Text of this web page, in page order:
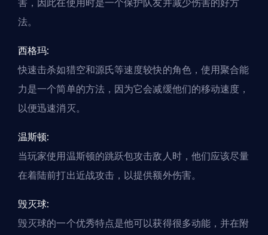
害，因此在使用时是一个保护队友并减少伤害的好方
法。
西格玛:
快速击杀如猎空和源氏等速度较快的角色，使用聚合能
力是一个简单的方法，因为它会减缓他们的移动速度，
以便迅速消灭。
温斯顿:
当玩家使用温斯顿的跳跃包攻击敌人时，他们应该尽量
在着陆前打出近战攻击，以提供额外伤害。
毁灭球:
毁灭球的一个优秀特点是他可以获得很多动能，并在附